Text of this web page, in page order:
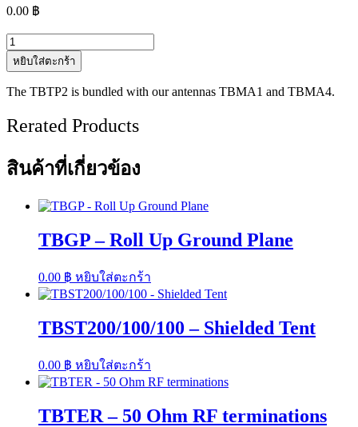
0.00 ฿
จำนวน
TBTP2
Pistol
Grip
ชิ้น
หยิบใส่ตะกร้า
The TBTP2 is bundled with our antennas TBMA1 and TBMA4.
Rerated Products
สินค้าที่เกี่ยวข้อง
TBGP – Roll Up Ground Plane
0.00 ฿ หยิบใส่ตะกร้า
TBST200/100/100 – Shielded Tent
0.00 ฿ หยิบใส่ตะกร้า
TBTER – 50 Ohm RF terminations